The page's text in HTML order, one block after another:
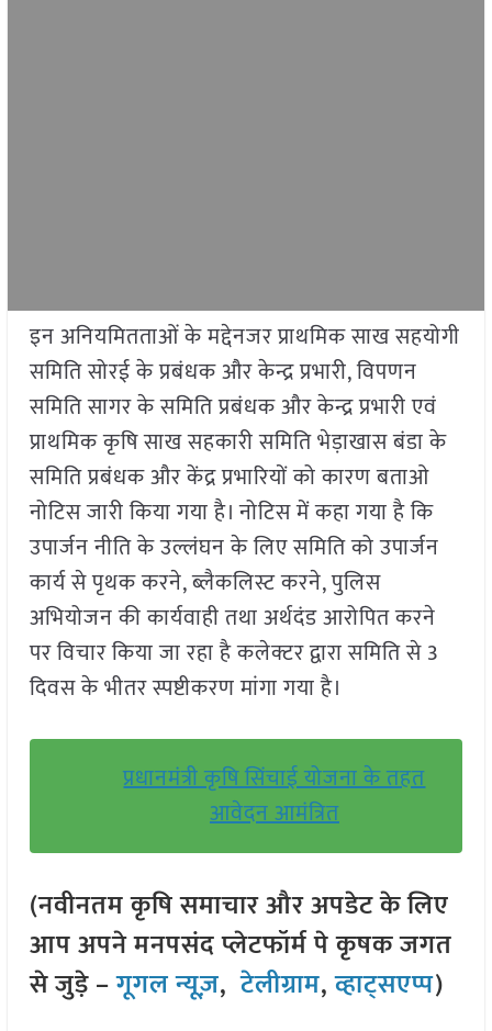
इन अनियमितताओं के मद्देनजर प्राथमिक साख सहयोगी
समिति सोरई के प्रबंधक और केन्द्र प्रभारी, विपणन
समिति सागर के समिति प्रबंधक और केन्द्र प्रभारी एवं
प्राथमिक कृषि साख सहकारी समिति भेड़ाखास बंडा के
समिति प्रबंधक और केंद्र प्रभारियों को कारण बताओ
नोटिस जारी किया गया है। नोटिस में कहा गया है कि
उपार्जन नीति के उल्लंघन के लिए समिति को उपार्जन
कार्य से पृथक करने, ब्लैकलिस्ट करने, पुलिस
अभियोजन की कार्यवाही तथा अर्थदंड आरोपित करने
पर विचार किया जा रहा है कलेक्टर द्वारा समिति से 3
दिवस के भीतर स्पष्टीकरण मांगा गया है।
प्रधानमंत्री कृषि सिंचाई योजना के तहत
आवेदन आमंत्रित
(नवीनतम कृषि समाचार और अपडेट के लिए
आप अपने मनपसंद प्लेटफॉर्म पे कृषक जगत
से जुड़े –गूगल न्यूज़,टेलीग्राम,व्हाट्सएप्प)